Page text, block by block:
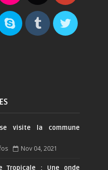
visite la commune
Nov 04, 2021
Tropicale : Une onde